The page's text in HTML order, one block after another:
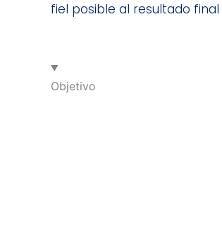
fiel posible al resultado
Objetivo